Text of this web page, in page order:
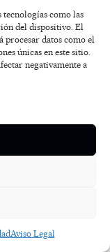
como las
del dispositivo. El
procesar datos como el
únicas en este sitio.
negativamente a
Aviso Legal